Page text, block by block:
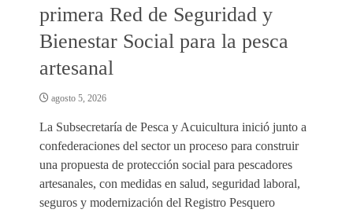
primera Red de Seguridad y
Bienestar Social para la pesca
artesanal
agosto 5, 2026
La Subsecretaría de Pesca y Acuicultura inició junto a
confederaciones del sector un proceso para construir
una propuesta de protección social para pescadores
artesanales, con medidas en salud, seguridad laboral,
seguros y modernización del Registro Pesquero